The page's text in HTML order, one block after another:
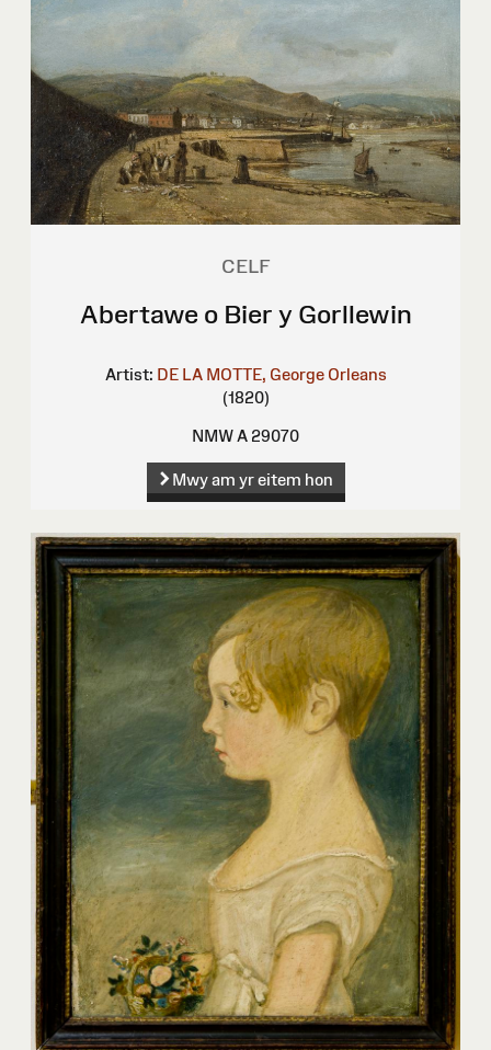
CELF
Abertawe o Bier y Gorllewin
Artist: DE LA MOTTE, George Orleans
(1820)
NMW A 29070
Mwy am yr eitem hon